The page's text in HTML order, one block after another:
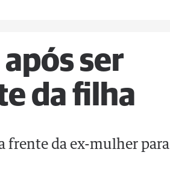
ser
da filha
frente da ex-mulher para